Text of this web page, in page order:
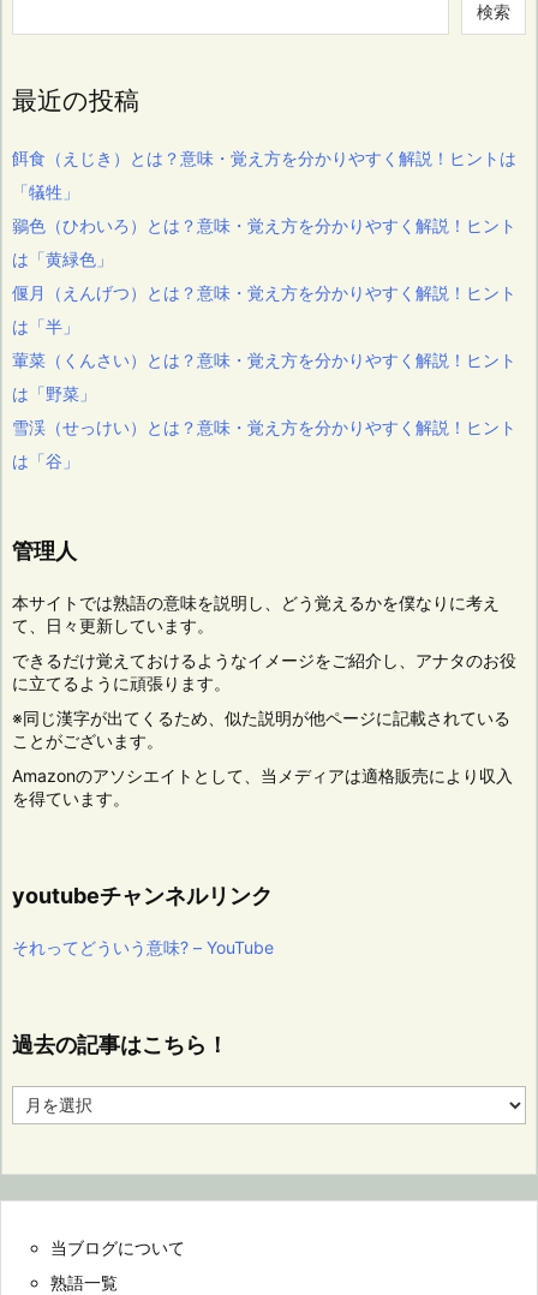
検索
最近の投稿
餌食（えじき）とは？意味・覚え方を分かりやすく解説！ヒントは
「犠牲」
鶸色（ひわいろ）とは？意味・覚え方を分かりやすく解説！ヒント
は「黄緑色」
偃月（えんげつ）とは？意味・覚え方を分かりやすく解説！ヒント
は「半」
葷菜（くんさい）とは？意味・覚え方を分かりやすく解説！ヒント
は「野菜」
雪渓（せっけい）とは？意味・覚え方を分かりやすく解説！ヒント
は「谷」
管理人
本サイトでは熟語の意味を説明し、どう覚えるかを僕なりに考え
て、日々更新しています。
できるだけ覚えておけるようなイメージをご紹介し、アナタのお役
に立てるように頑張ります。
※同じ漢字が出てくるため、似た説明が他ページに記載されている
ことがございます。
Amazonのアソシエイトとして、当メディアは適格販売により収入
を得ています。
youtubeチャンネルリンク
それってどういう意味? – YouTube
過去の記事はこちら！
去
ら！
当ブログについて
熟語一覧